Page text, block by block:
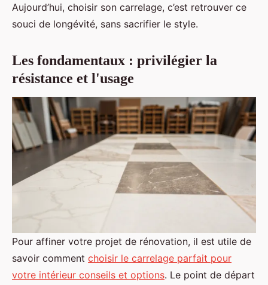
Aujourd’hui, choisir son carrelage, c’est retrouver ce
souci de longévité, sans sacrifier le style.
Les fondamentaux : privilégier la
résistance et l'usage
Pour affiner votre projet de rénovation, il est utile de
savoir comment choisir le carrelage parfait pour
votre intérieur conseils et options. Le point de départ